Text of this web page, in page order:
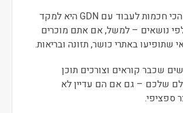
אחת הדרכים הכי חכמות לעבוד עם GDN היא למקד
נושאים – למשל, אם אתם מוכרים
שתופיעו באתרי כושר, תזונה ובריאות.
שכבר קוראים וצורכים תוכן
שלכם – גם אם הם עדיין לא
ספציפי.